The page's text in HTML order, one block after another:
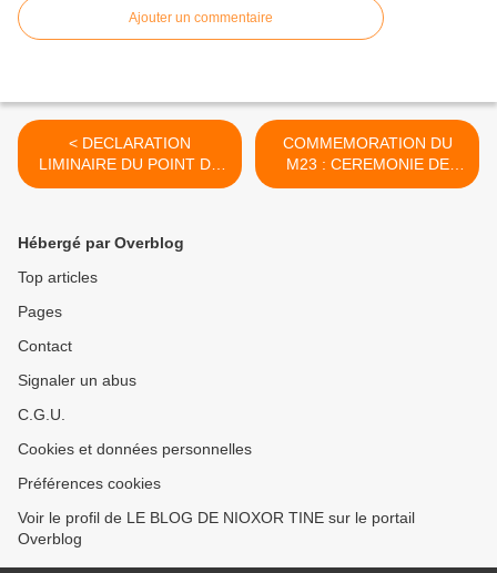
Ajouter un commentaire
< DECLARATION
LIMINAIRE DU POINT DE
PRESSE DU 31 MAI 2014
COMMEMORATION DU
M23 : CEREMONIE DE
DEDICACE D'UN
Hébergé par Overblog
Top articles
Pages
Contact
Signaler un abus
C.G.U.
Cookies et données personnelles
Préférences cookies
Voir le profil de LE BLOG DE NIOXOR TINE sur le portail
Overblog